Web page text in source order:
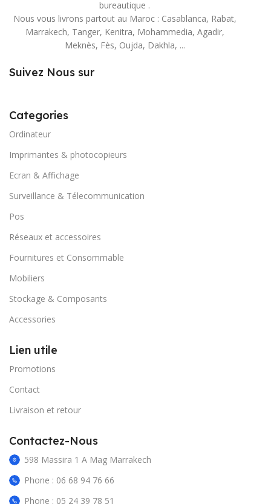
bureautique .
Nous vous livrons partout au Maroc : Casablanca, Rabat,
Marrakech, Tanger, Kenitra, Mohammedia, Agadir,
Meknès, Fès, Oujda, Dakhla, ...
Suivez Nous sur
Categories
Ordinateur
Imprimantes & photocopieurs
Ecran & Affichage
Surveillance & Télecommunication
Pos
Réseaux et accessoires
Fournitures et Consommable
Mobiliers
Stockage & Composants
Accessories
Lien utile
Promotions
Contact
Livraison et retour
Contactez-Nous
598 Massira 1 A Mag Marrakech
Phone : 06 68 94 76 66
Phone : 05 24 39 78 51